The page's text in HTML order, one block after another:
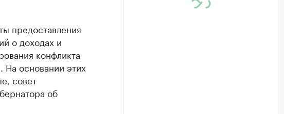
предоставления
о доходах и
конфликта
На основании этих
совет
об